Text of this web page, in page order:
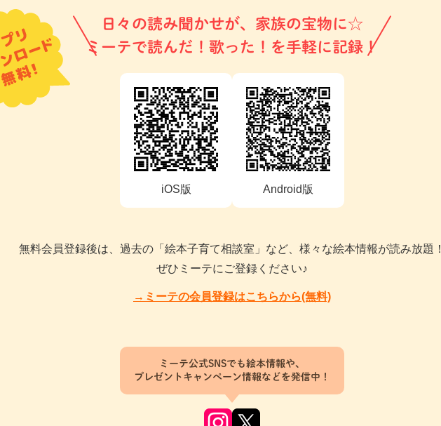
日々の読み聞かせが、家族の宝物に☆
ミーテで読んだ！歌った！を手軽に記録！
iOS版 Android版
無料会員登録後は、過去の「絵本子育て相談室」など、様々な絵本情報が読み放題！
ぜひミーテにご登録ください♪
→ミーテの会員登録はこちらから(無料)
ミーテ公式SNSでも絵本情報や、
プレゼントキャンペーン情報などを発信中！